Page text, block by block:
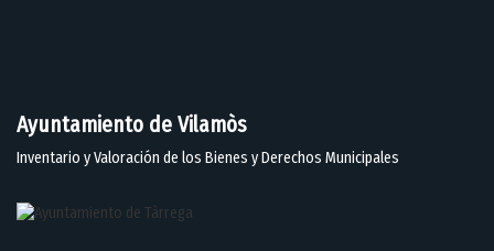
Ayuntamiento de Vilamòs
Inventario y Valoración de los Bienes y Derechos Municipales